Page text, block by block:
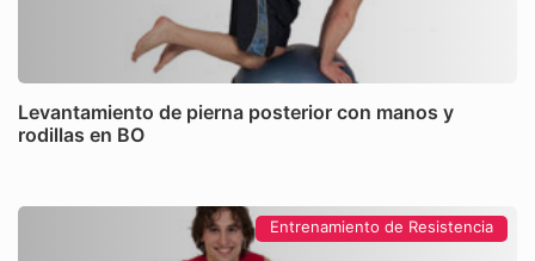
Levantamiento de pierna posterior con manos y
rodillas en BO
Entrenamiento de Resistencia